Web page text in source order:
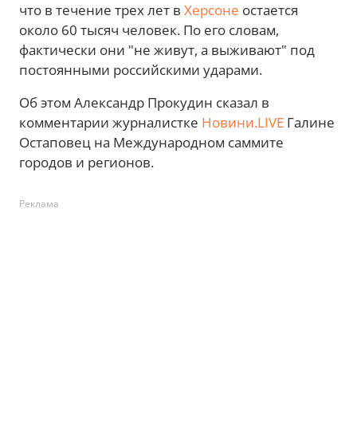
что в течение трех лет в Херсоне остается
около 60 тысяч человек. По его словам,
фактически они "не живут, а выживают" под
постоянными российскими ударами.
Об этом Александр Прокудин сказал в
комментарии журналистке Новини.LIVE Галине
Остаповец на Международном саммите
городов и регионов.
Реклама